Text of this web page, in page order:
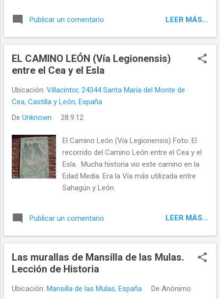
próximos, a Santas Martas y otros, si se
entrometen en el concejo de Mansilla por la
Publicar un comentario LEER MÁS...
EL CAMINO LEÓN (Vía Legionensis)
entre el Cea y el Esla
Ubicación: Villacintor, 24344 Santa María del Monte de
Cea, Castilla y León, España
De Unknown 28.9.12
El Camino León (Vía Legionensis) Foto: El
recorrido del Camino León entre el Cea y el
Esla. Mucha historia vio este camino en la
Edad Media. Era la Vía más utilizada entre
Sahagún y León.
Publicar un comentario LEER MÁS...
Las murallas de Mansilla de las Mulas.
Lección de Historia
Ubicación: Mansilla de las Mulas, España De Anónimo